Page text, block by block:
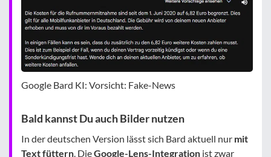
Google Bard KI: Vorsicht: Fake-News
Bald kannst Du auch Bilder nutzen
In der deutschen Version lässt sich Bard aktuell nur mit
Text füttern. DieGoogle-Lens-Integration ist zwar